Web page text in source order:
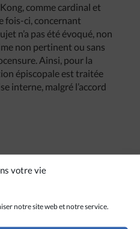
votre vie
notre site web et notre service.
comme cardinal et
fois-ci, concernant
n’a pas été évoqué, non
non pertinent ou sans
Ainsi, pour la
épiscopale est traitée
interne, malgré l’accord